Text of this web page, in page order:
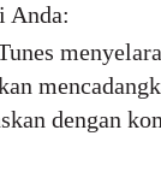
Anda:
dengan